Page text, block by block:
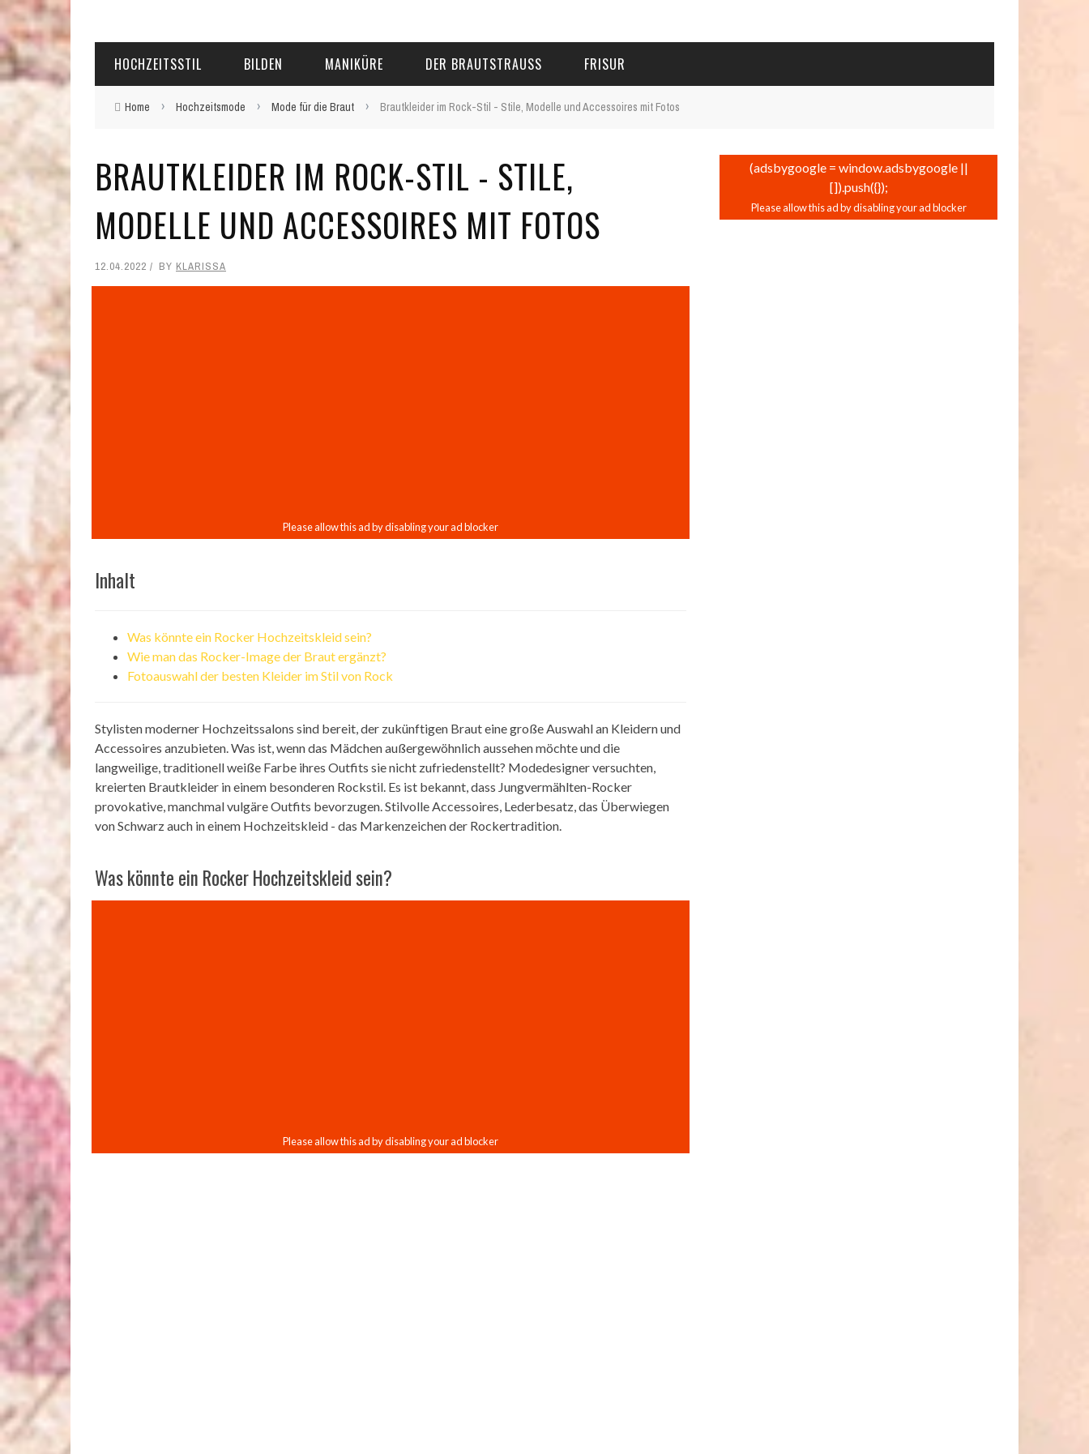
HOCHZEITSSTIL BILDEN MANIKÜRE DER BRAUTSTRAUSS FRISUR
Home › Hochzeitsmode › Mode für die Braut › Brautkleider im Rock-Stil - Stile, Modelle und Accessoires mit Fotos
BRAUTKLEIDER IM ROCK-STIL - STILE,
MODELLE UND ACCESSOIRES MIT FOTOS
12.04.2022 BY KLARISSA
Inhalt
Was könnte ein Rocker Hochzeitskleid sein?
Wie man das Rocker-Image der Braut ergänzt?
Fotoauswahl der besten Kleider im Stil von Rock
Stylisten moderner Hochzeitssalons sind bereit, der zukünftigen Braut eine große Auswahl an Kleidern und
Accessoires anzubieten. Was ist, wenn das Mädchen außergewöhnlich aussehen möchte und die
langweilige, traditionell weiße Farbe ihres Outfits sie nicht zufriedenstellt? Modedesigner versuchten,
kreierten Brautkleider in einem besonderen Rockstil. Es ist bekannt, dass Jungvermählten-Rocker
provokative, manchmal vulgäre Outfits bevorzugen. Stilvolle Accessoires, Lederbesatz, das Überwiegen
von Schwarz auch in einem Hochzeitskleid - das Markenzeichen der Rockertradition.
Was könnte ein Rocker Hochzeitskleid sein?
(adsbygoogle = window.adsbygoogle ||
[]).push({});